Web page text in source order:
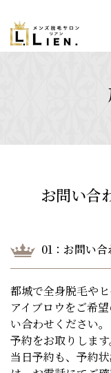
お問い合
01：お問い
都城で全身脱毛や
アイブロウをご希
い合わせください
予約をお取りします
当日予約も、予約